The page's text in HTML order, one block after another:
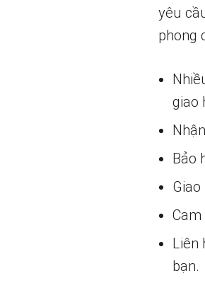
yêu
phong
giao
Bảo
Liên
bạn.